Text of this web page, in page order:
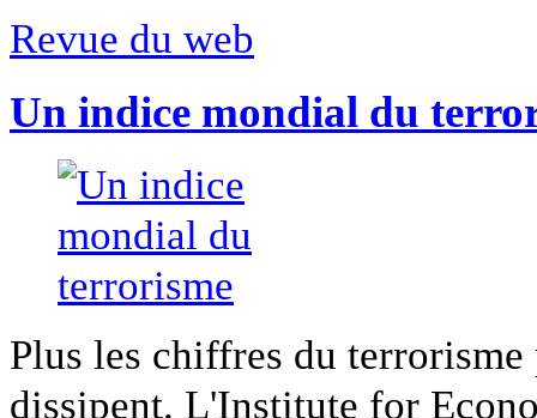
Revue du web
Un indice mondial du
Plus les chiffres du
dissipent. L'Institute for